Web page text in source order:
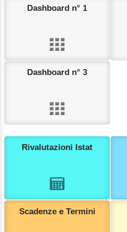
Dashboard n° 1
Dashboard n° 3
Rivalutazioni Istat
Scadenze e Termini